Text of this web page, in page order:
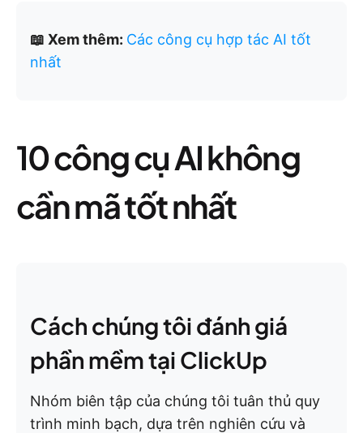
📖 Xem thêm: Các công cụ hợp tác AI tốt
nhất
10 công cụ AI không
cần mã tốt nhất
Cách chúng tôi đánh giá
phần mềm tại ClickUp
Nhóm biên tập của chúng tôi tuân thủ quy
trình minh bạch, dựa trên nghiên cứu và